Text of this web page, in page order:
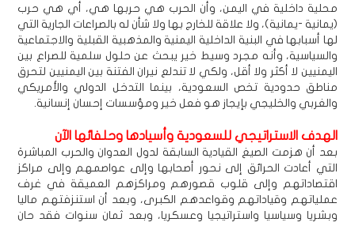
محلية داخلية في اليمن، وأن الحرب هي حربها هي، أي هي حرب
(يمانية -يمانية)، ولا علاقة للخارج بها ولا شأن له بالصراعات الجارية التي
لها أسبابها في البنية الداخلية اليمنية والمذهبية القبلية والاجتماعية
والسياسية، وأنه مجرد وسيط خير يبحث عن حلول سلمية للصراع بين
اليمنيين لا أكثر ولا أقل، ولكي لا تندلع نيران الفتنة بين اليمنيين لتحرق
مناطق حدودية تخص السعودية، بينما التدخل الدولي والأمريكي
والغربي والخليجي بإيجاز هو فعل خير ومؤسسات إحسان إنسانية.
الهدف الاستراتيجي للسعودية وأسيادها وحلفائها الآن
بعد أن هزمت الصيغ القيادية السابقة لدول العدوان والحرب المباشرة
التي أعادت الحرائق إلى نحور أصحابها وإلى عواصمهم وإلى مراكز
اقتصاداتهم وإلى قلوب قصورهم ومراكزهم العميقة في غرف
عملياتهم وقياداتهم وقواعدهم الكبرى، وبعد أن استنزفتهم ماليا
وبشريا وسياسيا واستراتيجيا وعسكريا، وبعد ثمان سنوات فقد حان